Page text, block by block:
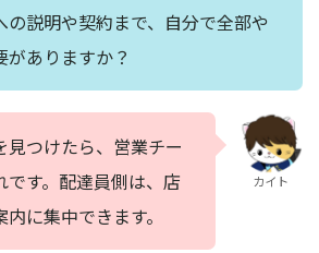
の説明や契約まで、自分で全部や
がありますか？
見つけたら、営業チー
です。配達員側は、店
に集中できます。
カイト